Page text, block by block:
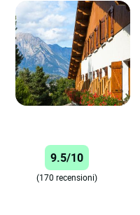
9.5/10
(170 recensioni)